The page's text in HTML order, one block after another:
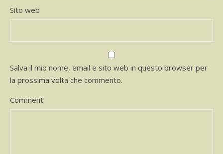
Sito web
Salva il mio nome, email e sito web in questo browser per
la prossima volta che commento.
Comment